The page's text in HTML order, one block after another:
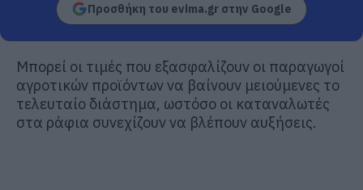
Προσθήκη του evima.gr στην Google
Μπορεί οι τιμές που εξασφαλίζουν οι παραγωγοί
αγροτικών προϊόντων να βαίνουν μειούμενες το
τελευταίο διάστημα, ωστόσο οι καταναλωτές
στα ράφια συνεχίζουν να βλέπουν αυξήσεις.